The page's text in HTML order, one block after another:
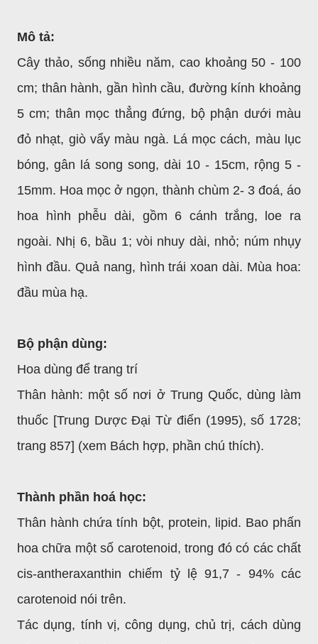
Mô tả:
Cây thảo, sống nhiều năm, cao khoảng 50 - 100
cm; thân hành, gần hình cầu, đường kính khoảng
5 cm; thân mọc thẳng đứng, bộ phận dưới màu
đỏ nhạt, giò vẩy màu ngà. Lá mọc cách, màu lục
bóng, gân lá song song, dài 10 - 15cm, rộng 5 -
15mm. Hoa mọc ở ngọn, thành chùm 2- 3 đoá, áo
hoa hình phễu dài, gồm 6 cánh trắng, loe ra
ngoài. Nhị 6, bầu 1; vòi nhuy dài, nhỏ; núm nhụy
hình đầu. Quả nang, hình trái xoan dài. Mùa hoa:
đầu mùa hạ.
Bộ phận dùng:
Hoa dùng để trang trí
Thân hành: một số nơi ở Trung Quốc, dùng làm
thuốc [Trung Dược Đại Từ điển (1995), số 1728;
trang 857] (xem Bách hợp, phần chú thích).
Thành phần hoá học:
Thân hành chứa tính bột, protein, lipid. Bao phấn
hoa chữa một số carotenoid, trong đó có các chất
cis-antheraxanthin chiếm tỷ lệ 91,7 - 94% các
carotenoid nói trên.
Tác dụng, tính vị, công dụng, chủ trị, cách dùng